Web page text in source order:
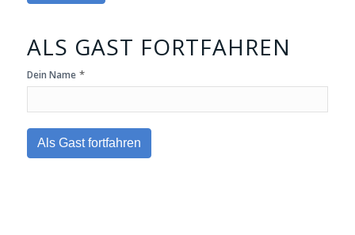
ALS GAST FORTFAHREN
Dein Name *
Als Gast fortfahren